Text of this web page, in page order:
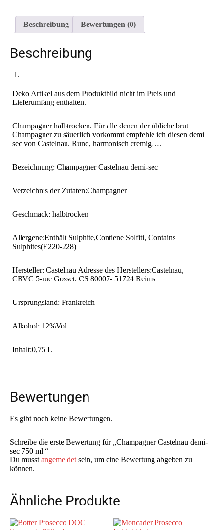
Beschreibung Bewertungen (0)
Beschreibung
Deko Artikel aus dem Produktbild nicht im Preis und
Lieferumfang enthalten.
Champagner halbtrocken. Für alle denen der übliche brut
Champagner zu säuerlich vorkommt empfehle ich diesen demi
sec von Castelnau. Rund, harmonisch cremig….
Bezeichnung: Champagner Castelnau demi-sec
Verzeichnis der Zutaten:Champagner
Geschmack: halbtrocken
Allergene:Enthält Sulphite,Contiene Solfiti, Contains
Sulphites(E220-228)
Hersteller: Castelnau Adresse des Herstellers:Castelnau,
CRVC 5-rue Gosset. CS 80007- 51724 Reims
Ursprungsland: Frankreich
Alkohol: 12%Vol
Inhalt:0,75 L
Bewertungen
Es gibt noch keine Bewertungen.
Schreibe die erste Bewertung für „Champagner Castelnau demi-
sec 750 ml.“
Du musst angemeldet sein, um eine Bewertung abgeben zu
können.
Ähnliche Produkte